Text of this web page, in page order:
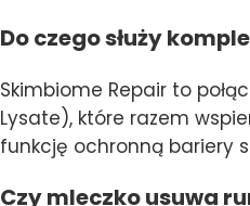
Do czego służy
Skimbiome Repair to
Lysate), które razem
funkcję ochronną bariery
Czy mleczko usuwa